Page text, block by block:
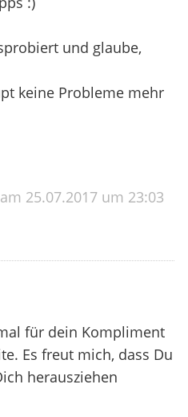
und glaube,
keine Probleme mehr
25.07.2017 um 23:03
für dein Kompliment
Es freut mich, dass Du
herausziehen